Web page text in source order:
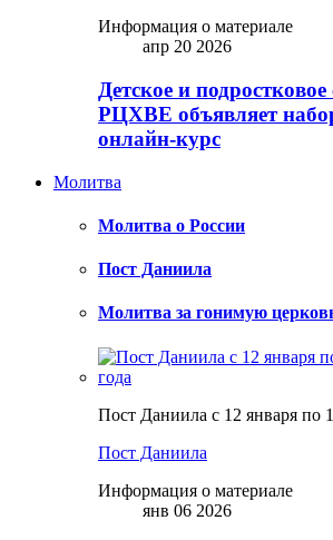
Информация о материале
апр 20 2026
Детское и
РЦХВЕ объявляет
онлайн-курс
Молитва
Молитва о России
Пост Даниила
Молитва за гонимую
Пост Даниила с 12 января по
Пост Даниила
Информация о материале
янв 06 2026